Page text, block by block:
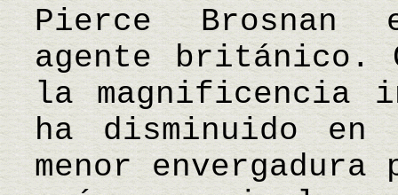
Pierce Brosnan
agente británico.
la magnificencia
ha disminuido en
menor envergadura